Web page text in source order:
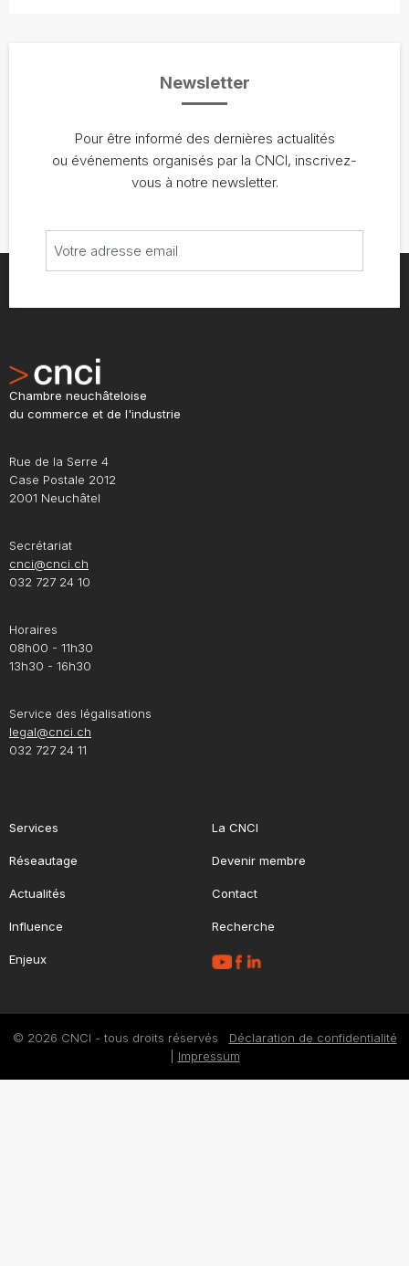
Newsletter
Pour être informé des dernières actualités
ou événements organisés par la CNCI, inscrivez-
vous à notre newsletter.
Chambre neuchâteloise
du commerce et de l'industrie
Rue de la Serre 4
Case Postale 2012
2001 Neuchâtel
Secrétariat
cnci@cnci.ch
032 727 24 10
Horaires
08h00 - 11h30
13h30 - 16h30
Service des légalisations
legal@cnci.ch
032 727 24 11
Services
Réseautage
Actualités
Influence
Enjeux
La CNCI
Devenir membre
Contact
Recherche
© 2026 CNCI - tous droits réservés Déclaration de confidentialité
Impressum